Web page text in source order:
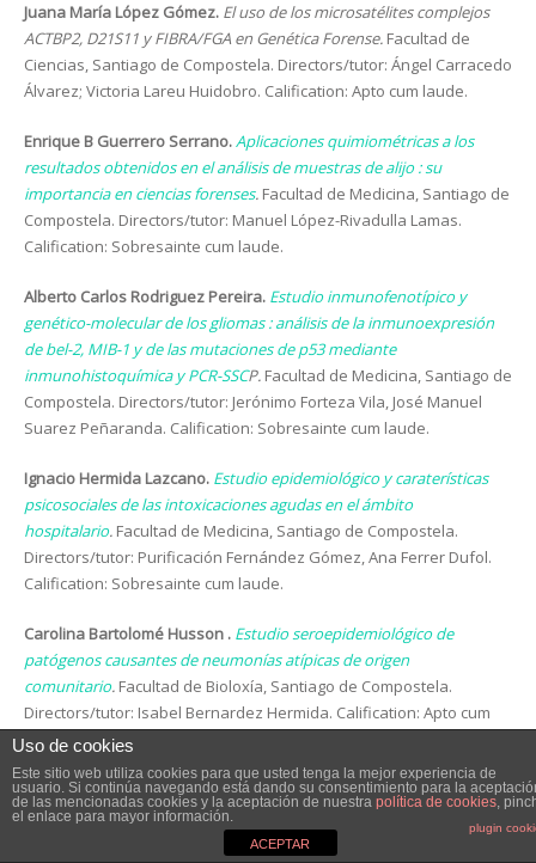
Juana María López Gómez. El uso de los microsatélites complejos
ACTBP2, D21S11 y FIBRA/FGA en Genética Forense. Facultad de
Ciencias, Santiago de Compostela. Directors/tutor: Ángel Carracedo
Álvarez; Victoria Lareu Huidobro. Calification: Apto cum laude.
Enrique B Guerrero Serrano.Aplicaciones quimiométricas a los
resultados obtenidos en el análisis de muestras de alijo : su
importancia en ciencias forenses. Facultad de Medicina, Santiago de
Compostela. Directors/tutor: Manuel López-Rivadulla Lamas.
Calification: Sobresainte cum laude.
Alberto Carlos Rodriguez Pereira. Estudio inmunofenotípico y
genético-molecular de los gliomas : análisis de la inmunoexpresión
de bel-2, MIB-1 y de las mutaciones de p53 mediante
inmunohistoquímica y PCR-SSCP. Facultad de Medicina, Santiago de
Compostela. Directors/tutor: Jerónimo Forteza Vila, José Manuel
Suarez Peñaranda. Calification: Sobresainte cum laude.
Ignacio Hermida Lazcano. Estudio epidemiológico y caraterísticas
psicosociales de las intoxicaciones agudas en el ámbito
hospitalario. Facultad de Medicina, Santiago de Compostela.
Directors/tutor: Purificación Fernández Gómez, Ana Ferrer Dufol.
Calification: Sobresainte cum laude.
Carolina Bartolomé Husson . Estudio seroepidemiológico de
patógenos causantes de neumonías atípicas de origen
comunitario. Facultad de Bioloxía, Santiago de Compostela.
Directors/tutor: Isabel Bernardez Hermida. Calification: Apto cum
laude.
Rafael Alonso Valente.Genetica molecular de la poliquistosis renal
autosomica dominante.Facultad de Ciencias, Santiago de
Compostela. Directors/tutor: Xose Manuel Lens; Victoria Lareu
Uso de cookies
Este sitio web utiliza cookies para que usted tenga la mejor experiencia de
usuario. Si continúa navegando está dando su consentimiento para la
de las mencionadas cookies y la aceptación de nuestra política de cookies,
el enlace para mayor información.
plugin
ACEPTAR